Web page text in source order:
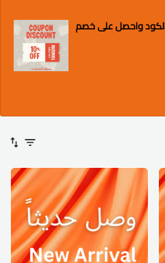
واحصل على خصم